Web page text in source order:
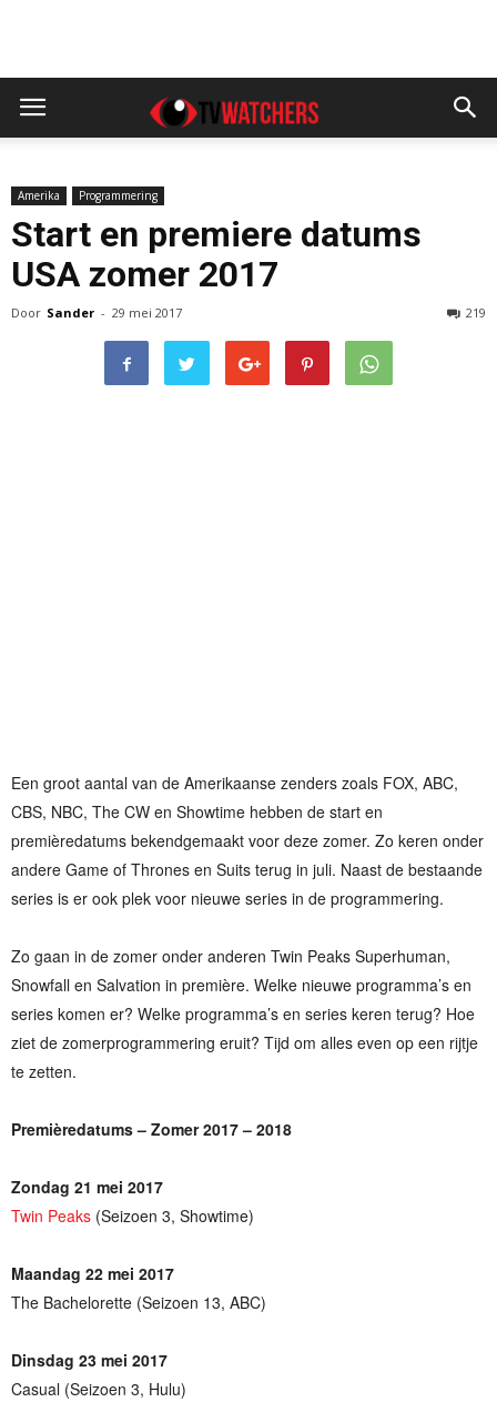
Amerika Programmering
Start en premiere datums
USA zomer 2017
Door Sander - 29 mei 2017 219
Een groot aantal van de Amerikaanse zenders zoals FOX, ABC,
CBS, NBC, The CW en Showtime hebben de start en
premièredatums bekendgemaakt voor deze zomer. Zo keren onder
andere Game of Thrones en Suits terug in juli. Naast de bestaande
series is er ook plek voor nieuwe series in de programmering.
Zo gaan in de zomer onder anderen Twin Peaks Superhuman,
Snowfall en Salvation in première. Welke nieuwe programma’s en
series komen er? Welke programma’s en series keren terug? Hoe
ziet de zomerprogrammering eruit? Tijd om alles even op een rijtje
te zetten.
Premièredatums – Zomer 2017 – 2018
Zondag 21 mei 2017
Twin Peaks (Seizoen 3, Showtime)
Maandag 22 mei 2017
The Bachelorette (Seizoen 13, ABC)
Dinsdag 23 mei 2017
Casual (Seizoen 3, Hulu)